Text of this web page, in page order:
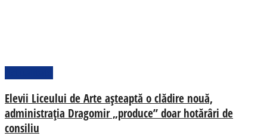
Elevii Liceului de Arte așteaptă o clădire nouă,
administrația Dragomir „produce” doar hotărâri de
consiliu